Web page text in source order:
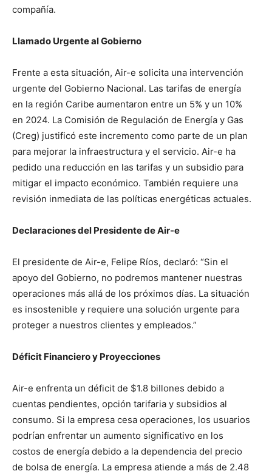
compañía.
Llamado Urgente al Gobierno
Frente a esta situación, Air-e solicita una intervención
urgente del Gobierno Nacional. Las tarifas de energía
en la región Caribe aumentaron entre un 5% y un 10%
en 2024. La Comisión de Regulación de Energía y Gas
(Creg) justificó este incremento como parte de un plan
para mejorar la infraestructura y el servicio. Air-e ha
pedido una reducción en las tarifas y un subsidio para
mitigar el impacto económico. También requiere una
revisión inmediata de las políticas energéticas actuales.
Declaraciones del Presidente de Air-e
El presidente de Air-e, Felipe Ríos, declaró: “Sin el
apoyo del Gobierno, no podremos mantener nuestras
operaciones más allá de los próximos días. La situación
es insostenible y requiere una solución urgente para
proteger a nuestros clientes y empleados.”
Déficit Financiero y Proyecciones
Air-e enfrenta un déficit de $1.8 billones debido a
cuentas pendientes, opción tarifaria y subsidios al
consumo. Si la empresa cesa operaciones, los usuarios
podrían enfrentar un aumento significativo en los
costos de energía debido a la dependencia del precio
de bolsa de energía. La empresa atiende a más de 2.48